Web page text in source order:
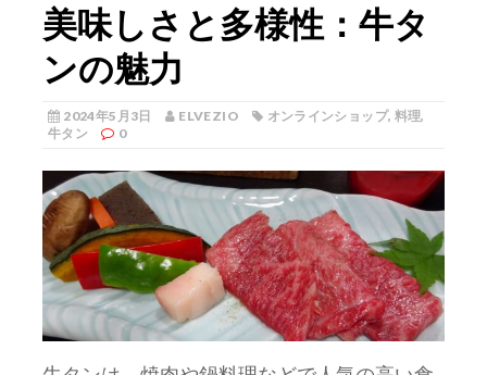
美味しさと多様性：牛タ
ンの魅力
2024年5月3日 ELVEZIO オンラインショップ, 料理,
牛タン
0